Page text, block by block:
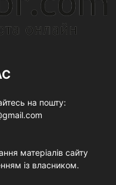
на пошту:
матеріалів сайту
із власником.